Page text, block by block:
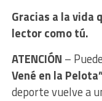
Gracias a la vida
lector como tú.
ATENCIÓN –
Vené en la
deporte vuelve a